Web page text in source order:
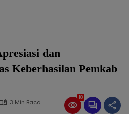
dan
Keberhasilan Pemkab
3 Min Baca
18